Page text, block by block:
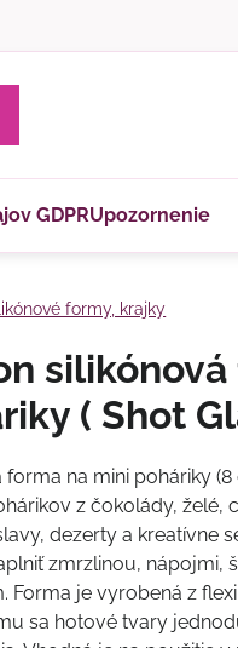
GDPRUpozornenie
formy, krajky
silikónová
( Shot
forma na mini poháriky
z čokolády, želé,
dezerty a kreatívne
zmrzlinou, nápojmi,
Forma je vyrobená z
sa hotové tvary